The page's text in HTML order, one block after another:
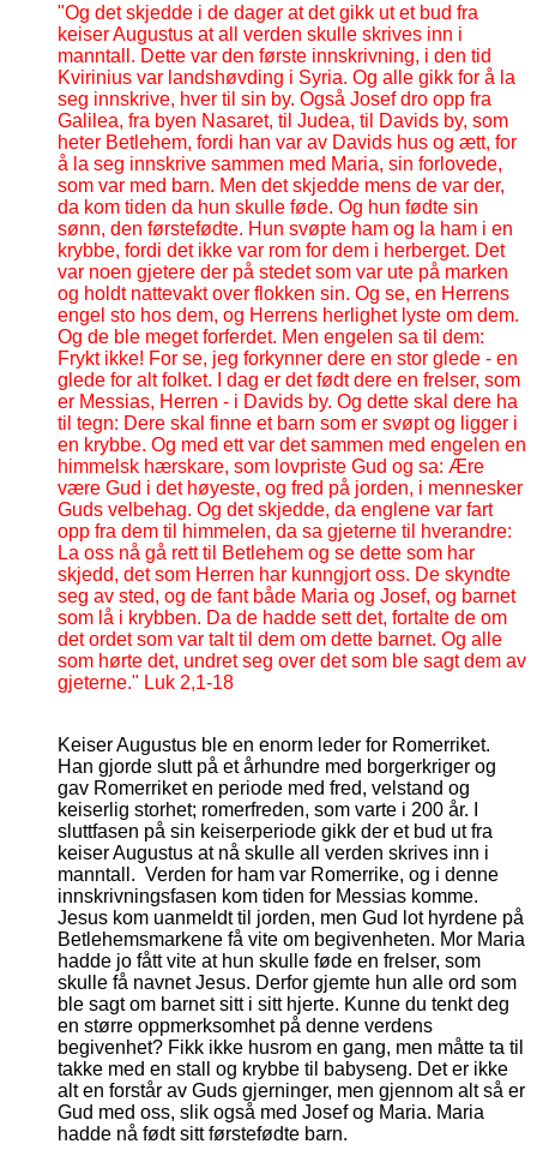
"Og det skjedde i de dager at det gikk ut et bud fra
keiser Augustus at all verden skulle skrives inn i
manntall. Dette var den første innskrivning, i den tid
Kvirinius var landshøvding i Syria. Og alle gikk for å la
seg innskrive, hver til sin by. Også Josef dro opp fra
Galilea, fra byen Nasaret, til Judea, til Davids by, som
heter Betlehem, fordi han var av Davids hus og ætt, for
å la seg innskrive sammen med Maria, sin forlovede,
som var med barn. Men det skjedde mens de var der,
da kom tiden da hun skulle føde. Og hun fødte sin
sønn, den førstefødte. Hun svøpte ham og la ham i en
krybbe, fordi det ikke var rom for dem i herberget. Det
var noen gjetere der på stedet som var ute på marken
og holdt nattevakt over flokken sin. Og se, en Herrens
engel sto hos dem, og Herrens herlighet lyste om dem.
Og de ble meget forferdet. Men engelen sa til dem:
Frykt ikke! For se, jeg forkynner dere en stor glede - en
glede for alt folket. I dag er det født dere en frelser, som
er Messias, Herren - i Davids by. Og dette skal dere ha
til tegn: Dere skal finne et barn som er svøpt og ligger i
en krybbe. Og med ett var det sammen med engelen en
himmelsk hærskare, som lovpriste Gud og sa: Ære
være Gud i det høyeste, og fred på jorden, i mennesker
Guds velbehag. Og det skjedde, da englene var fart
opp fra dem til himmelen, da sa gjeterne til hverandre:
La oss nå gå rett til Betlehem og se dette som har
skjedd, det som Herren har kunngjort oss. De skyndte
seg av sted, og de fant både Maria og Josef, og barnet
som lå i krybben. Da de hadde sett det, fortalte de om
det ordet som var talt til dem om dette barnet. Og alle
som hørte det, undret seg over det som ble sagt dem av
gjeterne." Luk 2,1-18
Keiser Augustus ble en enorm leder for Romerriket.
Han gjorde slutt på et århundre med borgerkriger og
gav Romerriket en periode med fred, velstand og
keiserlig storhet; romerfreden, som varte i 200 år. I
sluttfasen på sin keiserperiode gikk der et bud ut fra
keiser Augustus at nå skulle all verden skrives inn i
manntall. Verden for ham var Romerrike, og i denne
innskrivningsfasen kom tiden for Messias komme.
Jesus kom uanmeldt til jorden, men Gud lot hyrdene på
Betlehemsmarkene få vite om begivenheten. Mor Maria
hadde jo fått vite at hun skulle føde en frelser, som
skulle få navnet Jesus. Derfor gjemte hun alle ord som
ble sagt om barnet sitt i sitt hjerte. Kunne du tenkt deg
en større oppmerksomhet på denne verdens
begivenhet? Fikk ikke husrom en gang, men måtte ta til
takke med en stall og krybbe til babyseng. Det er ikke
alt en forstår av Guds gjerninger, men gjennom alt så er
Gud med oss, slik også med Josef og Maria. Maria
hadde nå født sitt førstefødte barn.